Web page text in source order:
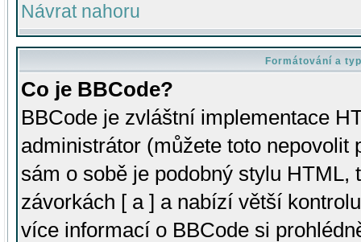
Návrat nahoru
Formátování a
Co je BBCode?
BBCode je zvláštní implementace
administrátor (můžete toto
sám o sobě je podobný stylu HTML,
závorkách [ a ] a nabízí větší
více informací o BBCode si